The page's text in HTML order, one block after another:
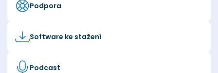
Podpora
Software ke stažení
Podcast